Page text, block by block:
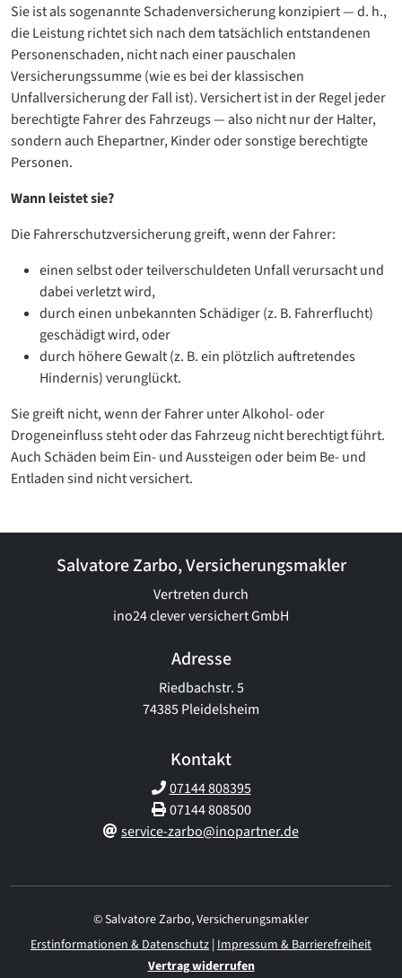
Sie ist als sogenannte Schadenversicherung konzipiert — d. h.,
die Leistung richtet sich nach dem tatsächlich entstandenen
Personenschaden, nicht nach einer pauschalen
Versicherungssumme (wie es bei der klassischen
Unfallversicherung der Fall ist). Versichert ist in der Regel jeder
berechtigte Fahrer des Fahrzeugs — also nicht nur der Halter,
sondern auch Ehepartner, Kinder oder sonstige berechtigte
Personen.
Wann leistet sie?
Die Fahrerschutzversicherung greift, wenn der Fahrer:
einen selbst oder teilverschuldeten Unfall verursacht und
dabei verletzt wird,
durch einen unbekannten Schädiger (z. B. Fahrerflucht)
geschädigt wird, oder
durch höhere Gewalt (z. B. ein plötzlich auftretendes
Hindernis) verunglückt.
Sie greift nicht, wenn der Fahrer unter Alkohol- oder
Drogeneinfluss steht oder das Fahrzeug nicht berechtigt führt.
Auch Schäden beim Ein- und Aussteigen oder beim Be- und
Entladen sind nicht versichert.
Salvatore Zarbo, Versicherungsmakler
Vertreten durch
ino24 clever versichert GmbH
Adresse
Riedbachstr. 5
74385 Pleidelsheim
Kontakt
07144 808395
07144 808500
service-zarbo@inopartner.de
© Salvatore Zarbo, Versicherungsmakler
Erstinformationen & Datenschutz | Impressum & Barrierefreiheit
Vertrag widerrufen